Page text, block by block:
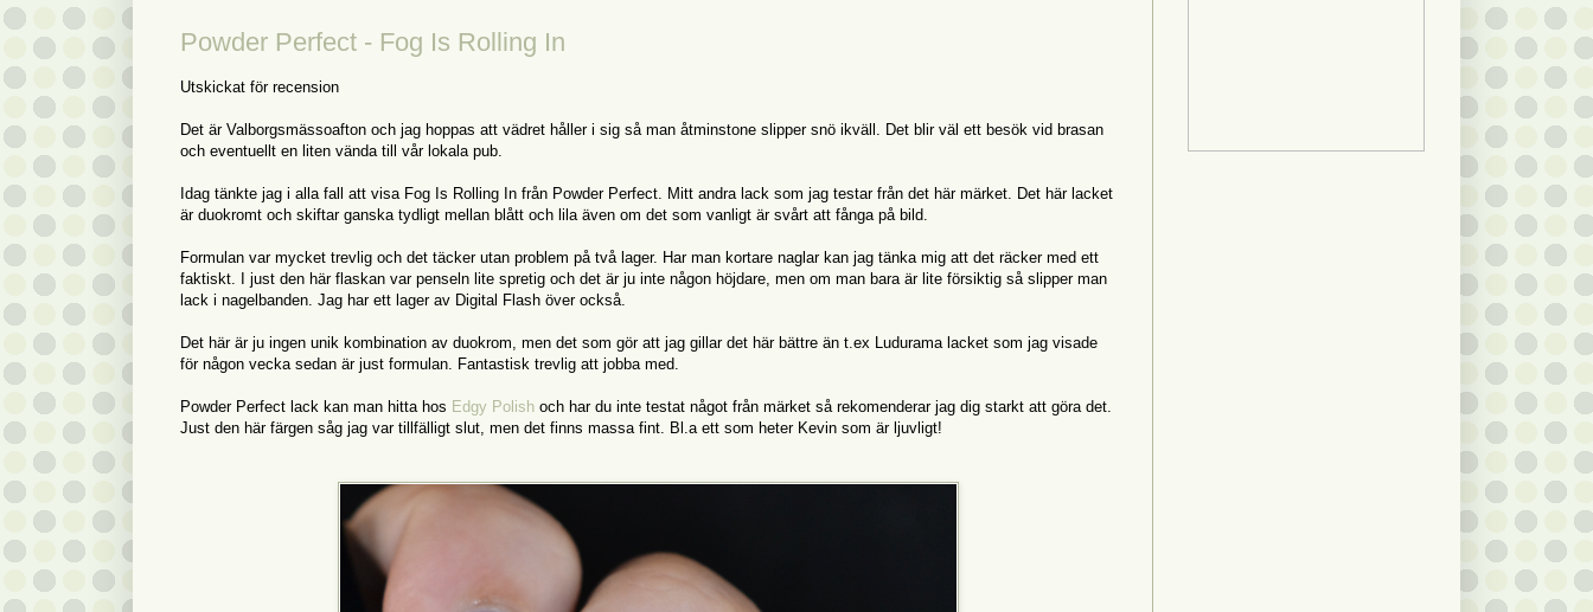
Powder Perfect - Fog Is Rolling In
Utskickat för recension
Det är Valborgsmässoafton och jag hoppas att vädret håller i sig så man åtminstone slipper snö ikväll. Det blir väl ett besök vid brasan
och eventuellt en liten vända till vår lokala pub.
Idag tänkte jag i alla fall att visa Fog Is Rolling In från Powder Perfect. Mitt andra lack som jag testar från det här märket. Det här lacket
är duokromt och skiftar ganska tydligt mellan blått och lila även om det som vanligt är svårt att fånga på bild.
Formulan var mycket trevlig och det täcker utan problem på två lager. Har man kortare naglar kan jag tänka mig att det räcker med ett
faktiskt. I just den här flaskan var penseln lite spretig och det är ju inte någon höjdare, men om man bara är lite försiktig så slipper man
lack i nagelbanden. Jag har ett lager av Digital Flash över också.
Det här är ju ingen unik kombination av duokrom, men det som gör att jag gillar det här bättre än t.ex Ludurama lacket som jag visade
för någon vecka sedan är just formulan. Fantastisk trevlig att jobba med.
Powder Perfect lack kan man hitta hos Edgy Polish och har du inte testat något från märket så rekomenderar jag dig starkt att göra det.
Just den här färgen såg jag var tillfälligt slut, men det finns massa fint. Bl.a ett som heter Kevin som är ljuvligt!